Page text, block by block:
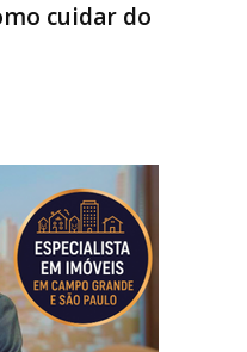
cuidar do